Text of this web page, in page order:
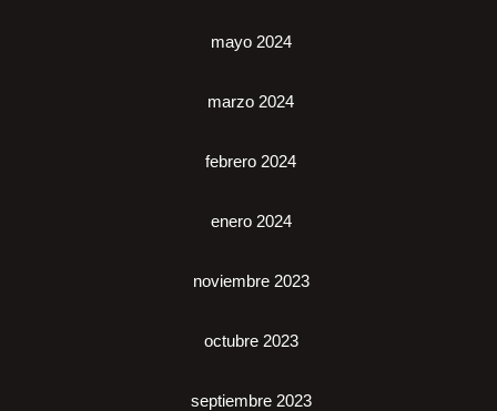
mayo 2024
marzo 2024
febrero 2024
enero 2024
noviembre 2023
octubre 2023
septiembre 2023